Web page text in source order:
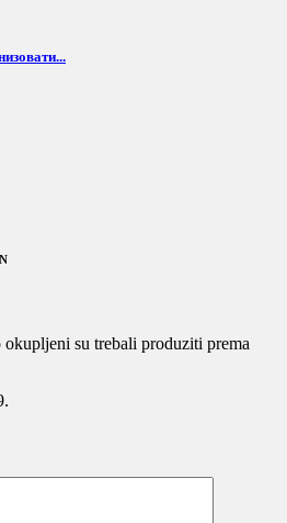
okupljeni su trebali produziti prema